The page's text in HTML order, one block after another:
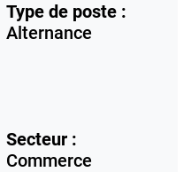
Type de poste :
Alternance
Secteur :
Commerce